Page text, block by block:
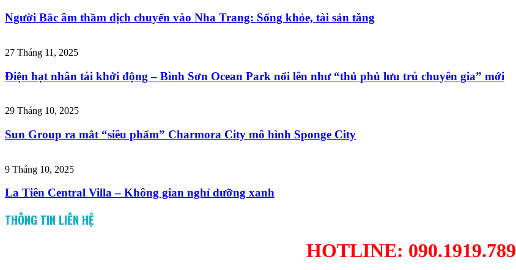
Người Bắc âm thầm dịch chuyển vào Nha Trang: Sống khỏe, tài sản tăng
27 Tháng 11, 2025
Điện hạt nhân tái khởi động – Bình Sơn Ocean Park nổi lên như “thủ phủ lưu trú chuyên gia” mới
29 Tháng 10, 2025
Sun Group ra mắt “siêu phẩm” Charmora City mô hình Sponge City
9 Tháng 10, 2025
La Tiên Central Villa – Không gian nghỉ dưỡng xanh
THÔNG TIN LIÊN HỆ
HOTLINE: 090.1919.789